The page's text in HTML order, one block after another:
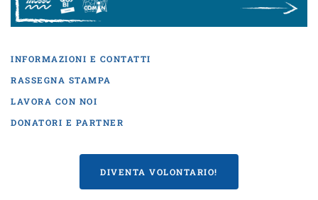
INFORMAZIONI E CONTATTI
RASSEGNA STAMPA
LAVORA CON NOI
DONATORI E PARTNER
DIVENTA VOLONTARIO!